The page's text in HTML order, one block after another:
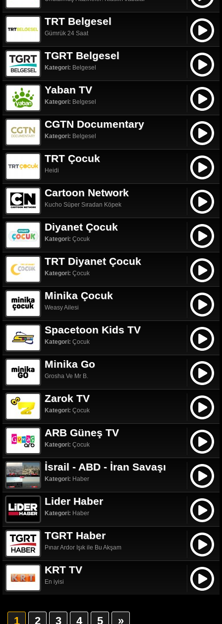
TRT Belgesel
Gümrük 24 Saat
TGRT Belgesel
Kategori: Belgesel
Yaban TV
Kategori: Belgesel
CGTN Documentary
Kategori: Belgesel
TRT Çocuk
Heidi
Cartoon Network
Kucho Süper Sıradan Köpek
Diyanet Çocuk
Kategori: Çocuk
TRT Diyanet Çocuk
Kategori: Çocuk
Minika Çocuk
Weasy Ailesi
Spacetoon Kids TV
Kategori: Çocuk
Minika Go
Grosha Ve Mr B.
Zarok TV
Kategori: Çocuk
ARB Güneş TV
Kategori: Çocuk
İsrail - ABD - İran Savaşı
Kategori: Haber
Lider Haber
Kategori: Haber
TGRT Haber
Pınar Ardor Işık ile Bu Akşam
KRT TV
En iyisi
1 2 3 4 5 »